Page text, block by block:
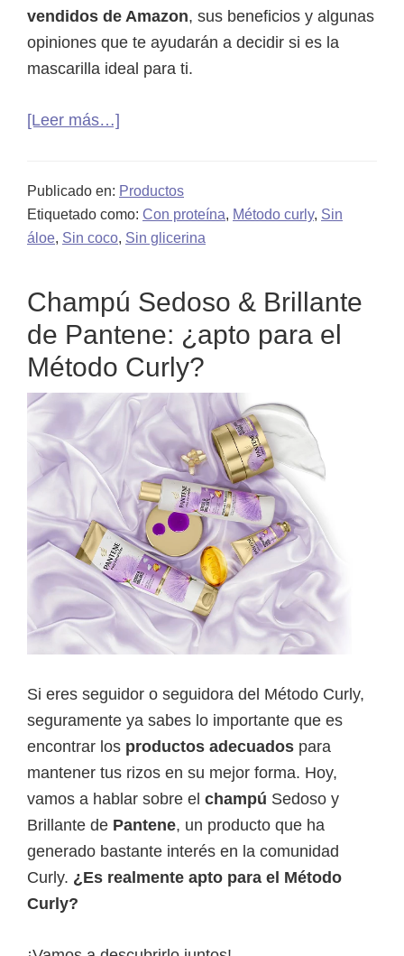
vendidos de Amazon, sus beneficios y algunas
opiniones que te ayudarán a decidir si es la
mascarilla ideal para ti.
[Leer más…]
Ziaja
leche
de
y
opinión
personal
Publicado en: Productos
Etiquetado como: Con proteína, Método curly, Sin
áloe, Sin coco, Sin glicerina
Champú Sedoso & Brillante
de Pantene: ¿apto para el
Método Curly?
Si eres seguidor o seguidora del Método Curly,
seguramente ya sabes lo importante que es
encontrar los productos adecuados para
mantener tus rizos en su mejor forma. Hoy,
vamos a hablar sobre el champú Sedoso y
Brillante de Pantene, un producto que ha
generado bastante interés en la comunidad
Curly. ¿Es realmente apto para el Método
Curly?